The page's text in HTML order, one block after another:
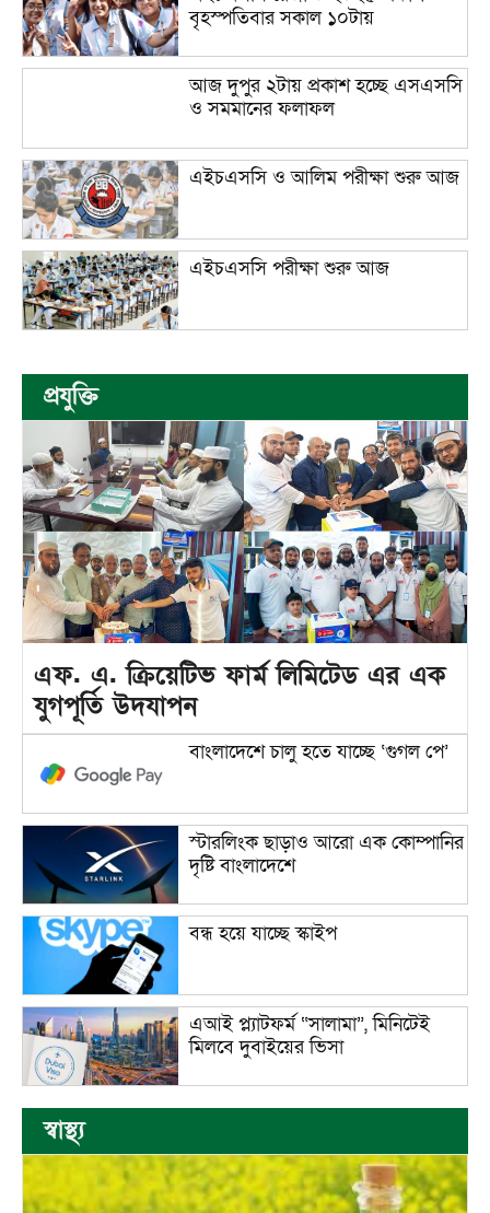
বৃহস্পতিবার সকাল ১০টায়
আজ দুপুর ২টায় প্রকাশ হচ্ছে এসএসসি
ও সমমানের ফলাফল
এইচএসসি ও আলিম পরীক্ষা শুরু আজ
এইচএসসি পরীক্ষা শুরু আজ
প্রযুক্তি
এফ. এ. ক্রিয়েটিভ ফার্ম লিমিটেড এর এক
যুগপূর্তি উদযাপন
বাংলাদেশে চালু হতে যাচ্ছে ‘গুগল পে’
স্টারলিংক ছাড়াও আরো এক কোম্পানির
দৃষ্টি বাংলাদেশে
বন্ধ হয়ে যাচ্ছে স্কাইপ
এআই প্ল্যাটফর্ম “সালামা”, মিনিটেই
মিলবে দুবাইয়ের ভিসা
স্বাস্থ্য